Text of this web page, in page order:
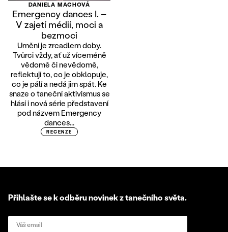
DANIELA MACHOVÁ
Emergency dances I. –
V zajetí médií, moci a
bezmoci
Umění je zrcadlem doby.
Tvůrci vždy, ať už víceméně
vědomě či nevědomě,
reflektují to, co je obklopuje,
co je pálí a nedá jim spát. Ke
snaze o taneční aktivismus se
hlásí i nová série představení
pod názvem Emergency
dances...
RECENZE
Přihlašte se k odběru novinek z tanečního světa.